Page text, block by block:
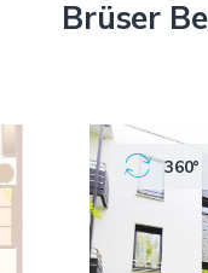
Brüser
360°